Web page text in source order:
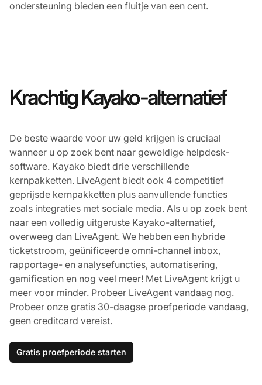
ondersteuning bieden een fluitje van een cent.
Krachtig Kayako-alternatief
De beste waarde voor uw geld krijgen is cruciaal
wanneer u op zoek bent naar geweldige helpdesk-
software. Kayako biedt drie verschillende
kernpakketten. LiveAgent biedt ook 4 competitief
geprijsde kernpakketten plus aanvullende functies
zoals integraties met sociale media. Als u op zoek bent
naar een volledig uitgeruste Kayako-alternatief,
overweeg dan LiveAgent. We hebben een hybride
ticketstroom, geünificeerde omni-channel inbox,
rapportage- en analysefuncties, automatisering,
gamification en nog veel meer! Met LiveAgent krijgt u
meer voor minder. Probeer LiveAgent vandaag nog.
Probeer onze gratis 30-daagse proefperiode vandaag,
geen creditcard vereist.
Gratis proefperiode starten